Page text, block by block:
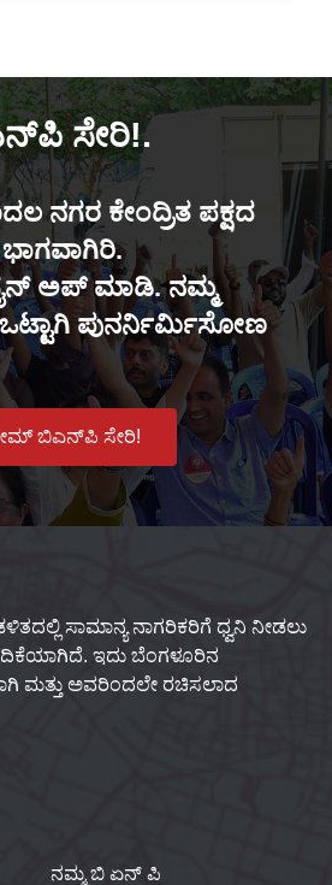
ಸೇರಿ!.
ನಗರ ಕೇಂದ್ರಿತ ಪಕ್ಷದ
ಭಾಗವಾಗಿರಿ.
ಅಪ್ ಮಾಡಿ. ನಮ್ಮ
ಒಟ್ಟಾಗಿ ಪುನರ್ನಿರ್ಮಿಸೋಣ
ಬಿಎನ್‌ಪಿ ಸೇರಿ!
ಸಾಮಾನ್ಯ ನಾಗರಿಕರಿಗೆ ಧ್ವನಿ ನೀಡಲು
ಇದು ಬೆಂಗಳೂರಿನ
ಮತ್ತು ಅವರಿಂದಲೇ ರಚಿಸಲಾದ
ನಮ್ಮ ಬಿ ಏನ್ ಪಿ